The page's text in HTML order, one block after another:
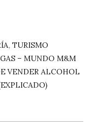
,TURISMO
– MUNDO M&M
VENDER ALCOHOL